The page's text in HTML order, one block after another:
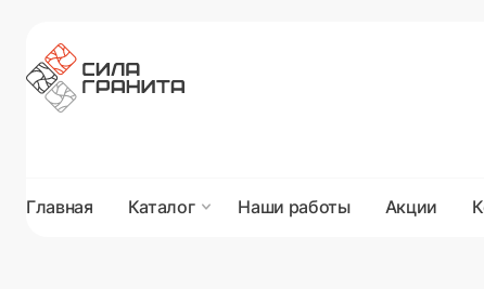
Главная Каталог Наши работы Акции